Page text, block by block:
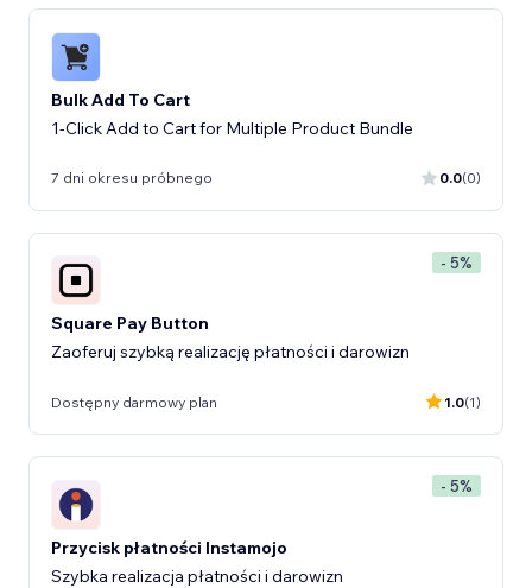
Bulk Add To Cart
1-Click Add to Cart for Multiple Product Bundle
7 dni okresu próbnego 0.0(0)
- 5%
Square Pay Button
Zaoferuj szybką realizację płatności i darowizn
Dostępny darmowy plan 1.0(1)
- 5%
Przycisk płatności Instamojo
Szybka realizacja płatności i darowizn